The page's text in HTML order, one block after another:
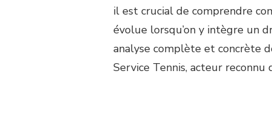
CONSTRUCTION
il est crucial de comprendre
évolue lorsqu’on y intègre un
analyse complète et concrète
Service Tennis, acteur reconnu